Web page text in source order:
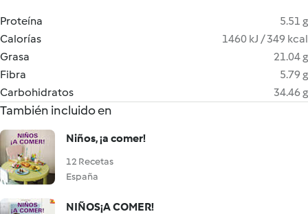
Proteína
5.51 g
Calorías
1460 kJ / 349 kcal
Grasa
21.04 g
Fibra
5.79 g
Carbohidratos
34.46 g
También incluido en
Niños, ¡a comer!
12 Recetas
España
NIÑOS¡A COMER!